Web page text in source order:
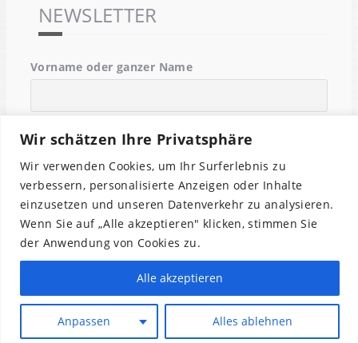
Wir schätzen Ihre Privatsphäre
Wir verwenden Cookies, um Ihr Surferlebnis zu
verbessern, personalisierte Anzeigen oder Inhalte
einzusetzen und unseren Datenverkehr zu analysieren.
Wenn Sie auf „Alle akzeptieren" klicken, stimmen Sie
der Anwendung von Cookies zu.
Anpassen Alles ablehnen
Alle akzeptieren
NEWSLETTER
Vorname oder ganzer Name
Indem Du fortfährst, akzeptierst Du unsere
Datenschutzerklärung.